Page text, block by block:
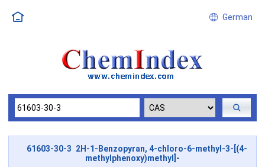
German
61603-30-3 2H-1-Benzopyran, 4-chloro-6-methyl-3-[(4-
methylphenoxy)methyl]-